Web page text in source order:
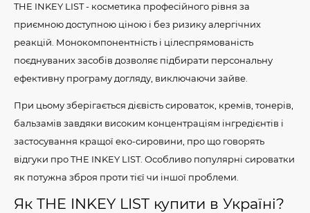
THE INKEY LIST - косметика професійного рівня за
приємною доступною ціною і без ризику алергічних
реакцій. Монокомпонентність і цілеспрямованість
поєднуваних засобів дозволяє підбирати персональну
ефективну програму догляду, виключаючи зайве.
При цьому зберігається дієвість сироваток, кремів, тонерів,
бальзамів завдяки високим концентраціям інгредієнтів і
застосування кращої еко-сировини, про що говорять
відгуки про THE INKEY LIST. Особливо популярні сироватки
як потужна зброя проти тієї чи іншої проблеми.
Як THE INKEY LIST купити в Україні?